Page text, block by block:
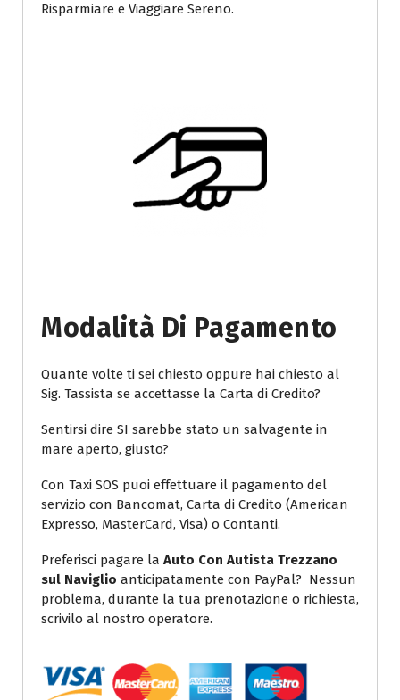
Risparmiare e Viaggiare Sereno.
Modalità Di Pagamento
Quante volte ti sei chiesto oppure hai chiesto al
Sig. Tassista se accettasse la Carta di Credito?
Sentirsi dire SI sarebbe stato un salvagente in
mare aperto, giusto?
Con Taxi SOS puoi effettuare il pagamento del
servizio con Bancomat, Carta di Credito (American
Expresso, MasterCard, Visa) o Contanti.
Preferisci pagare la Auto Con Autista Trezzano
sul Naviglio anticipatamente con PayPal? Nessun
problema, durante la tua prenotazione o richiesta,
scrivilo al nostro operatore.